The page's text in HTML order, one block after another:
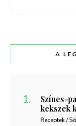
A
Színes-
kekszek
Receptek /